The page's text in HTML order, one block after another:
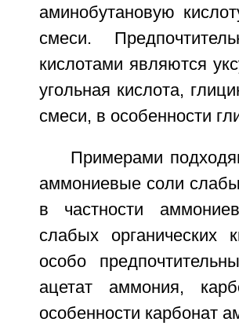
аминобутановую
смеси.
кислотами являются
угольная кислота,
смеси, в особенности
Примерами
аммониевые соли
в частности
слабых
особо
ацетат аммония,
особенности карбонат